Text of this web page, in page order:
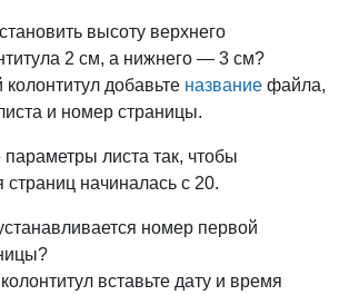
высоту верхнего
2 см, а нижнего — 3 см?
колонтитул добавьте название файла,
и номер страницы.
параметры листа так, чтобы
страниц начиналась с 20.
номер первой
вставьте дату и время